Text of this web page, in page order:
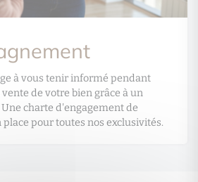
à vous tenir informé pendant
de votre bien grâce à un
charte d'engagement de
place pour toutes nos exclusivités.